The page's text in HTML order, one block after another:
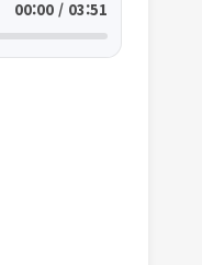
00:00 / 03:51